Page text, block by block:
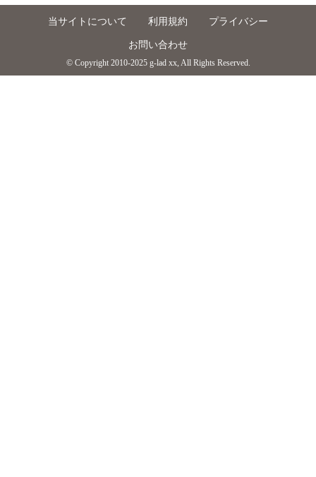
当サイトについて 利用規約 プライバシー
お問い合わせ
© Copyright 2010-2025 g-lad xx, All Rights Reserved.